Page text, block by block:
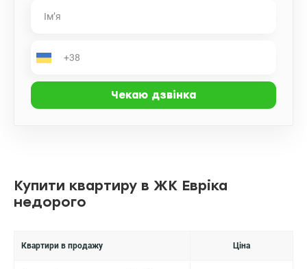
Купити квартиру в ЖК Евріка
недорого
Квартири в продажу Ціна